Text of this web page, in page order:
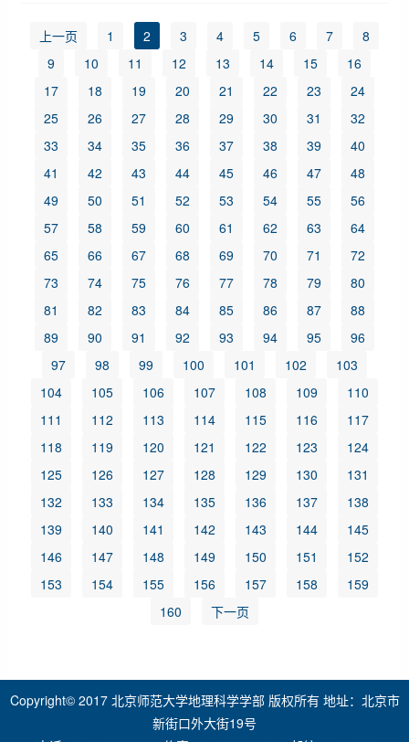
上一页 1 2 3 4 5 6 7
8
9
10 11 12 13 14 15
16
17
18 19 20 21 22 23
24
25
26 27 28 29 30 31
32
33
34 35 36 37 38 39
40
41
42 43 44 45 46 47
48
49
50 51 52 53 54 55
56
57
58 59 60 61 62 63
64
65
66 67 68 69 70 71
72
73
74 75 76 77 78 79
80
81
82 83 84 85 86 87
88
89
90 91 92 93 94 95
96
97
98 99 100 101 102
103
104
105 106 107 108 109
110
111
112 113 114 115 116
117
118
119 120 121 122 123
124
125
126 127 128 129 130
131
132
133 134 135 136 137
138
139
140 141 142 143 144
145
146
147 148 149 150 151
152
153
154 155 156 157 158
159
160
下一页
Copyright© 2017 北京师范大学地理科学学部 版权所有 地址：北京市
新街口外大街19号